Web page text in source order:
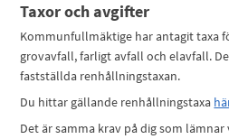
Taxor och avgifter
Kommunfullmäktige har antagit taxa
grovavfall, farligt avfall och elavfall.
fastställda renhållningstaxan.
Du hittar gällande renhållningstaxa
Det är samma krav på dig som